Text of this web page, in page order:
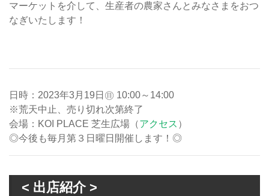
マーケットを介して、生産者の農家さんとみなさまをおつ
なぎいたします！
日時：2023年3月19日㊐ 10:00～14:00
※荒天中止、売り切れ次第終了
会場：KOI PLACE 芝生広場（アクセス ）
◎今後も毎月第３日曜日開催します！◎
< 出店紹介 >